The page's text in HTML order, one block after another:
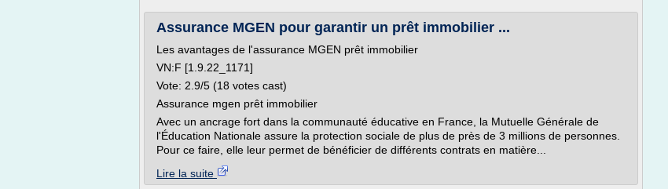
Assurance MGEN pour garantir un prêt immobilier ...
Les avantages de l'assurance MGEN prêt immobilier
VN:F [1.9.22_1171]
Vote: 2.9/5 (18 votes cast)
Assurance mgen prêt immobilier
Avec un ancrage fort dans la communauté éducative en France, la Mutuelle Générale de
l'Éducation Nationale assure la protection sociale de plus de près de 3 millions de personnes.
Pour ce faire, elle leur permet de bénéficier de différents contrats en matière...
Lire la suite